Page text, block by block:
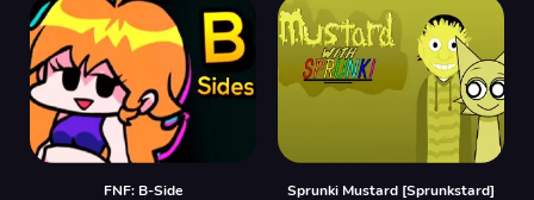
FNF: B-Side Sprunki Mustard [Sprunkstard]